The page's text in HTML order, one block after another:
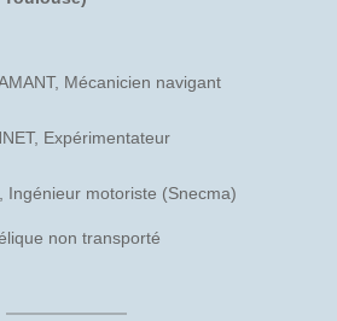
Mécanicien navigant
Expérimentateur
Ingénieur motoriste (Snecma)
non transporté